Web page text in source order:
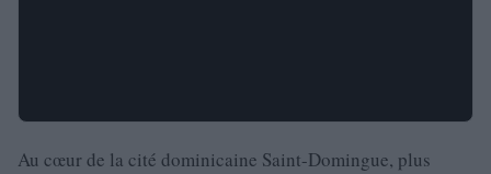
Au cœur de la cité dominicaine Saint-Domingue, plus